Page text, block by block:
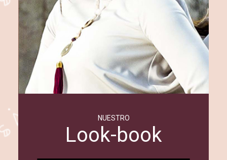
NUESTRO
Look-book